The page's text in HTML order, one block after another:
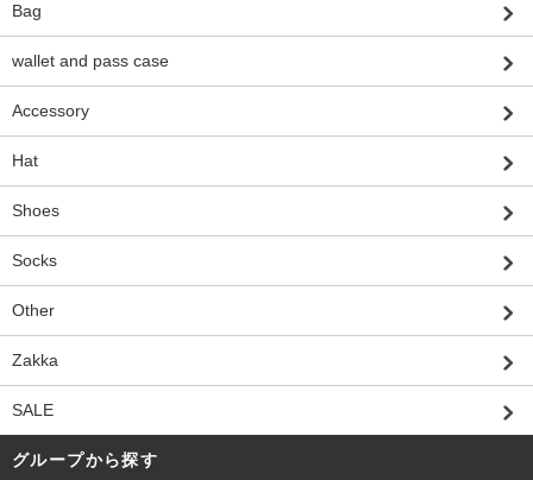
Bag
wallet and pass case
Accessory
Hat
Shoes
Socks
Other
Zakka
SALE
グループから探す